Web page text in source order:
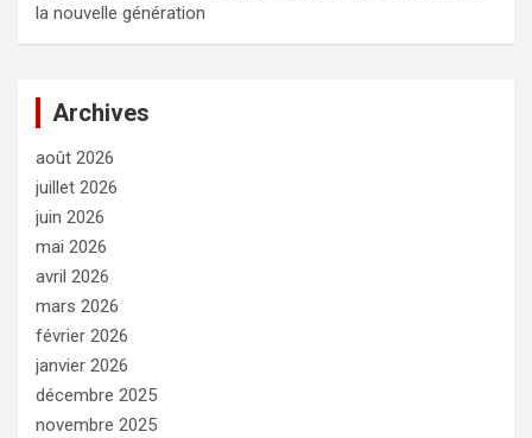
la nouvelle génération
Archives
août 2026
juillet 2026
juin 2026
mai 2026
avril 2026
mars 2026
février 2026
janvier 2026
décembre 2025
novembre 2025